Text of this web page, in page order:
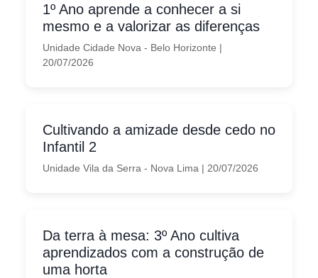
1º Ano aprende a conhecer a si
mesmo e a valorizar as diferenças
Unidade Cidade Nova - Belo Horizonte |
20/07/2026
Cultivando a amizade desde cedo no
Infantil 2
Unidade Vila da Serra - Nova Lima | 20/07/2026
Da terra à mesa: 3º Ano cultiva
aprendizados com a construção de
uma horta